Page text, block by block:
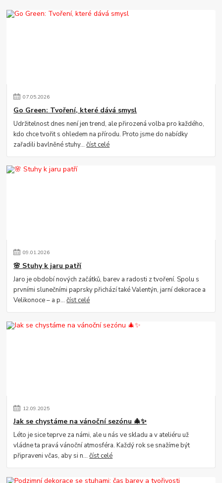
07.05.2026
Go Green: Tvoření, které dává smysl
Udržitelnost dnes není jen trend, ale přirozená volba pro každého,
kdo chce tvořit s ohledem na přírodu. Proto jsme do nabídky
zařadili bavlněné stuhy...číst celé
09.01.2026
🌸 Stuhy k jaru patří
Jaro je období nových začátků, barev a radosti z tvoření. Spolu s
prvními slunečními paprsky přichází také Valentýn, jarní dekorace a
Velikonoce – a p...číst celé
12.09.2025
Jak se chystáme na vánoční sezónu 🎄✨
Léto je sice teprve za námi, ale u nás ve skladu a v ateliéru už
vládne ta pravá vánoční atmosféra. Každý rok se snažíme být
připraveni včas, aby si n...číst celé